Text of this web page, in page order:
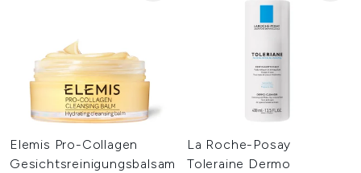
Elemis Pro-Collagen
Gesichtsreinigungsbalsam
La Roche-Posay
Toleraine Dermo